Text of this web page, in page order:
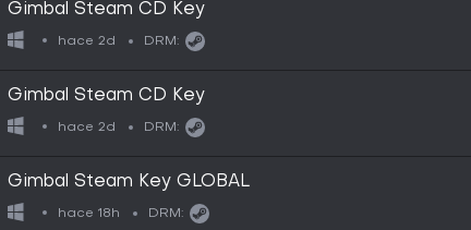
Gimbal Steam CD Key
hace 2d DRM:
Gimbal Steam CD Key
hace 2d DRM:
Gimbal Steam Key GLOBAL
hace 18h DRM: